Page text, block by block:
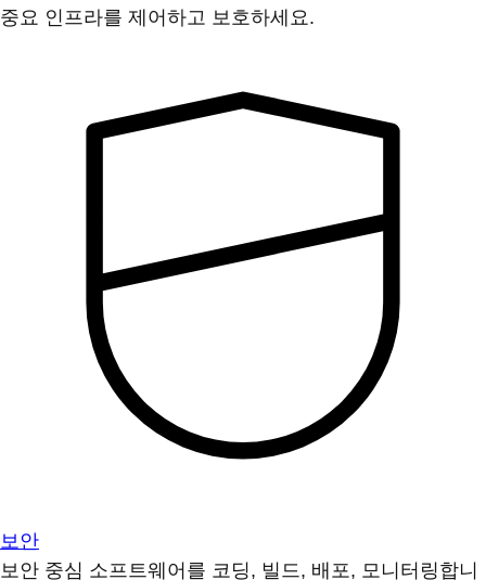
중요 인프라를 제어하고 보호하세요.
보안
보안 중심 소프트웨어를 코딩, 빌드, 배포, 모니터링합니